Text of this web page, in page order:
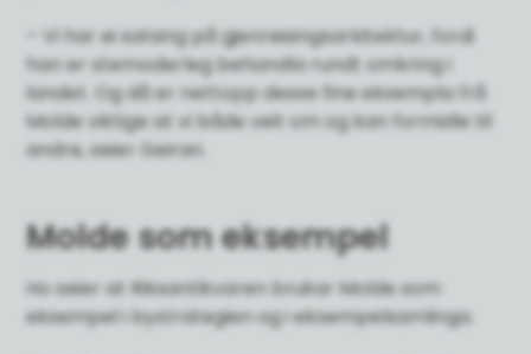
– Vi har ei satsing på gjenreisingsarkitektur, fordi
han er stemoderleg behandla rundt omkring i
landet. Og då er nettopp desse fine eksempla frå
Molde viktige at vi både veit om og kan formidle til
andre, seier Geiran.
Molde som eksempel
Ho seier at Riksantikvaren brukar Molde som
eksempel i bystrategien og i eksempelsamlinga.